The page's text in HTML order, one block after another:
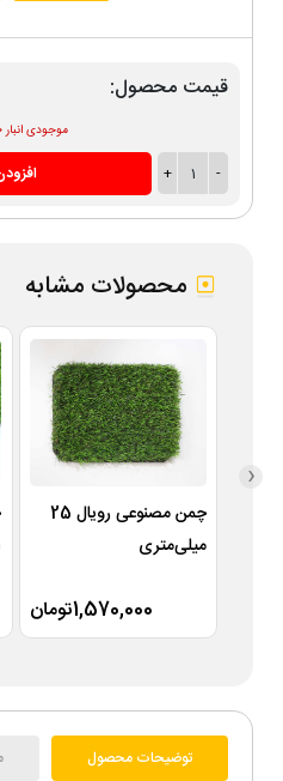
قیمت محصول:
موجودی انبار 100 عدد
-
1
+
محصولات مشابه
چمن مصنوعی رویال 25
میلی‌متری
1,570,000تومان
‹
توضیحات محصول